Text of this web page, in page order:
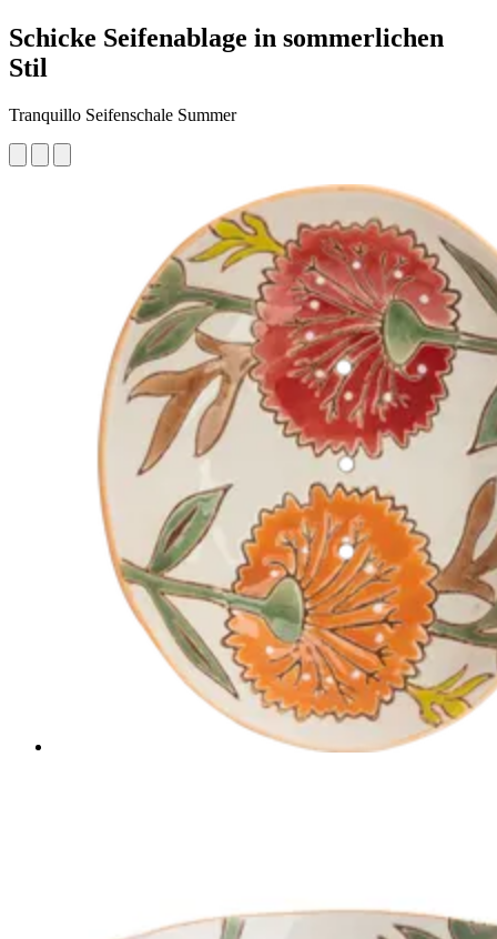
Schicke Seifenablage in sommerlichen
Stil
Tranquillo Seifenschale Summer